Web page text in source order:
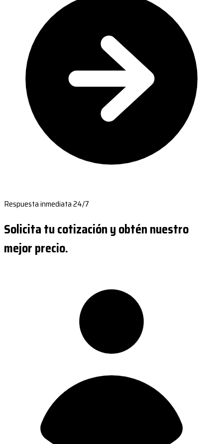
Respuesta inmediata 24/7
Solicita tu cotización y obtén nuestro
mejor precio.